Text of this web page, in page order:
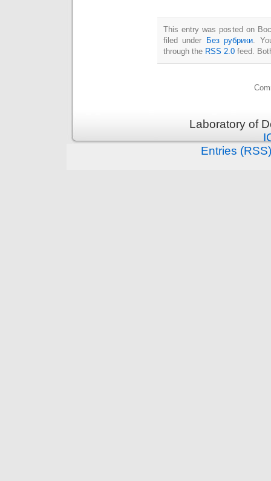
This entry was posted on
filed under
Без рубрики.
through the RSS 2.0 feed.
Laboratory of
Entries (RSS)